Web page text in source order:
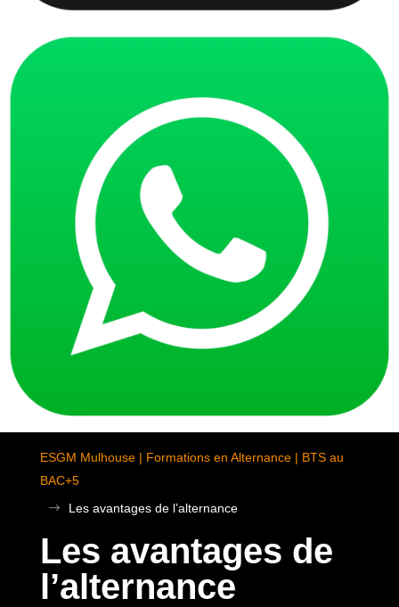
ESGM Mulhouse | Formations en Alternance | BTS au
BAC+5
$
Les avantages de l’alternance
Les avantages de
l’alternance